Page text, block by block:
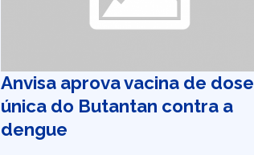
Anvisa aprova vacina de dose
única do Butantan contra a
dengue